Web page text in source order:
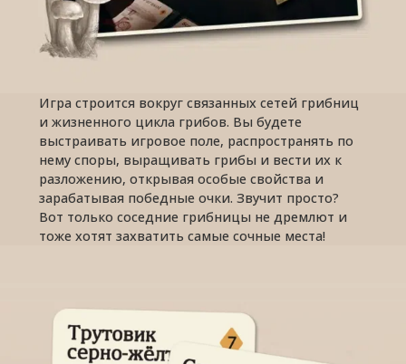
Игра строится вокруг связанных сетей грибниц
и жизненного цикла грибов. Вы будете
выстраивать игровое поле, распространять по
нему споры, выращивать грибы и вести их к
разложению, открывая особые свойства и
зарабатывая победные очки. Звучит просто?
Вот только соседние грибницы не дремлют и
тоже хотят захватить самые сочные места!